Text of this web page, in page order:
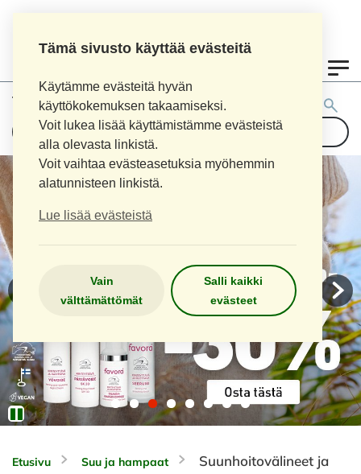
Tämä sivusto käyttää evästeitä
Käytämme evästeitä hyvän
käyttökokemuksen takaamiseksi.
Voit lukea lisää käyttämistämme evästeistä
alla olevasta linkistä.
Voit vaihtaa evästeasetuksia myöhemmin
alatunnisteen linkistä.
Lue lisää evästeistä
Vain
välttämättömät
Salli kaikki
evästeet
Tuotehaku:
Etusivu Suu ja hampaat
Suunhoitovälineet ja